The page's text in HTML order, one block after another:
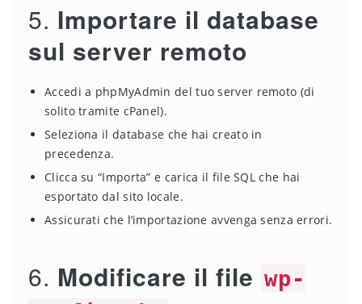
5. Importare il database
sul server remoto
Accedi a phpMyAdmin del tuo server remoto (di
solito tramite cPanel).
Seleziona il database che hai creato in
precedenza.
Clicca su “Importa” e carica il file SQL che hai
esportato dal sito locale.
Assicurati che l’importazione avvenga senza errori.
6. Modificare il file wp-